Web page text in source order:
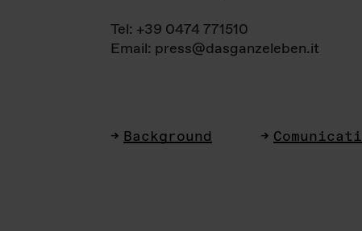
Tel: +39 0474 771510
Email: press@dasganzeleben.it
Background